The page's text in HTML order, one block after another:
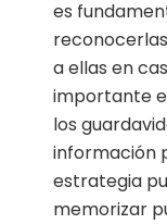
es
a ellas en
importante
los
información
estrategia
memorizar